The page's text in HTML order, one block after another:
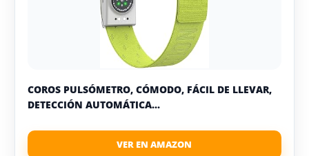
COROS PULSÓMETRO, CÓMODO, FÁCIL DE LLEVAR,
DETECCIÓN AUTOMÁTICA...